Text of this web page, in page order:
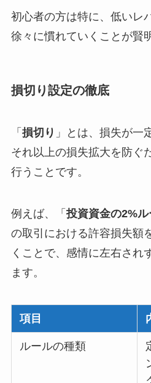
初心者の方は特に、低いレ
徐々に慣れていくことが賢
損切り設定の徹底
「 損切り 」とは、損失が一
それ以上の損失拡大を防ぐ
行うことです。
例えば、「 投資資金の2%ル
の取引における許容損失額
くことで、感情に左右され
ます。
項目
ルールの種類